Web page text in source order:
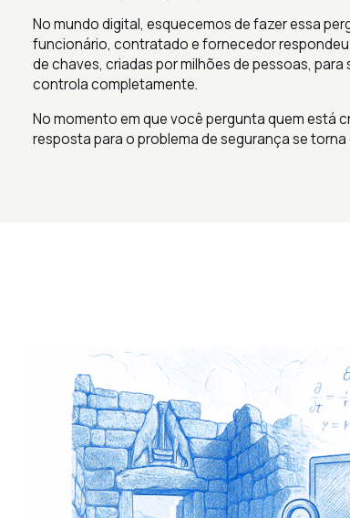
No mundo digital, esquecemos de fazer essa
funcionário, contratado e fornecedor
de chaves, criadas por milhões de pessoas, para
controla completamente.
No momento em que você pergunta quem está
resposta para o problema de segurança se torna